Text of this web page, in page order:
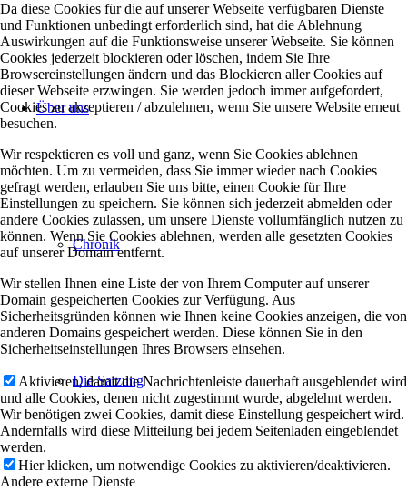
Über uns
Chronik
Die Satzung
Da diese Cookies für die auf unserer Webseite verfügbaren Dienste
und Funktionen unbedingt erforderlich sind, hat die Ablehnung
Auswirkungen auf die Funktionsweise unserer Webseite. Sie können
Cookies jederzeit blockieren oder löschen, indem Sie Ihre
Browsereinstellungen ändern und das Blockieren aller Cookies auf
dieser Webseite erzwingen. Sie werden jedoch immer aufgefordert,
Cookies zu akzeptieren / abzulehnen, wenn Sie unsere Website erneut
besuchen.
Wir respektieren es voll und ganz, wenn Sie Cookies ablehnen
möchten. Um zu vermeiden, dass Sie immer wieder nach Cookies
gefragt werden, erlauben Sie uns bitte, einen Cookie für Ihre
Einstellungen zu speichern. Sie können sich jederzeit abmelden oder
andere Cookies zulassen, um unsere Dienste vollumfänglich nutzen zu
können. Wenn Sie Cookies ablehnen, werden alle gesetzten Cookies
auf unserer Domain entfernt.
Wir stellen Ihnen eine Liste der von Ihrem Computer auf unserer
Domain gespeicherten Cookies zur Verfügung. Aus
Sicherheitsgründen können wie Ihnen keine Cookies anzeigen, die von
anderen Domains gespeichert werden. Diese können Sie in den
Sicherheitseinstellungen Ihres Browsers einsehen.
Aktivieren, damit die Nachrichtenleiste dauerhaft ausgeblendet wird
und alle Cookies, denen nicht zugestimmt wurde, abgelehnt werden.
Wir benötigen zwei Cookies, damit diese Einstellung gespeichert wird.
Andernfalls wird diese Mitteilung bei jedem Seitenladen eingeblendet
werden.
Hier klicken, um notwendige Cookies zu aktivieren/deaktivieren.
Andere externe Dienste